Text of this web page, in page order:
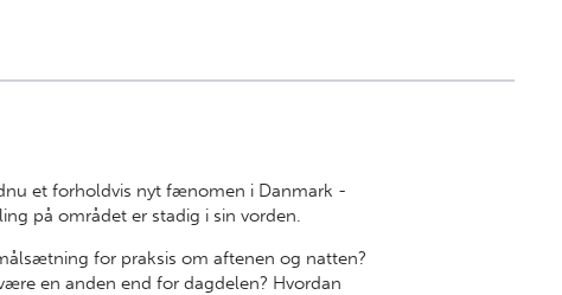
et forholdvis nyt fænomen i Danmark -
på området er stadig i sin vorden.
for praksis om aftenen og natten?
en anden end for dagdelen? Hvordan